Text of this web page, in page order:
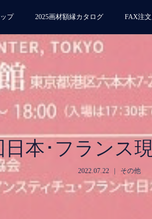
プ 2025画材額縁カタログ FAX注
日本･フランス
2022.07.22 その他